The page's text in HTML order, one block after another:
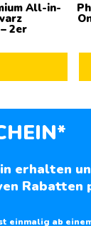
All-in-
2er
erhalten
einmalig ab